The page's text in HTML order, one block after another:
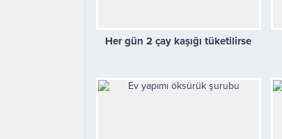
Her gün 2 çay kaşığı tüketilirse